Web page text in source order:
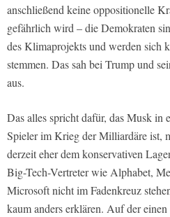
anschließend keine oppositionelle
gefährlich wird – die Demokraten
des Klimaprojekts und werden sich
stemmen. Das sah bei Trump und
aus.
Das alles spricht dafür, das Musk in
Spieler im Krieg der Milliardäre ist,
derzeit eher dem konservativen
Big-Tech-Vertreter wie Alphabet,
Microsoft nicht im Fadenkreuz
kaum anders erklären. Auf der